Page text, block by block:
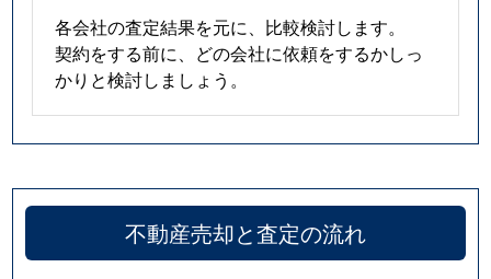
各会社の査定結果を元に、比較検討します。
契約をする前に、どの会社に依頼をするかしっ
かりと検討しましょう。
不動産売却と査定の流れ